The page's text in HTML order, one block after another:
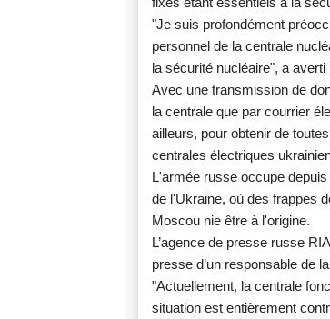
"Je suis profondément
personnel de la centrale
la sécurité nucléaire", a
Avec une transmission de
la centrale que par courrier
ailleurs, pour obtenir de
centrales électriques
L'armée russe occupe
de l'Ukraine, où des frappes
Moscou nie être à l'origine.
L’agence de presse russe
presse d’un responsable de
"Actuellement, la centrale
situation est entièrement